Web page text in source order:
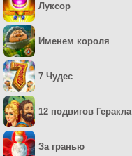
Луксор
Именем короля
7 Чудес
12 подвигов Геракла
За гранью